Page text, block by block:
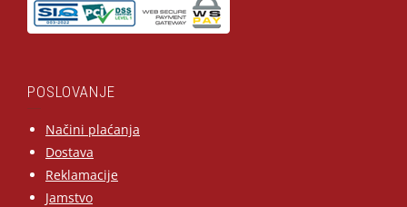
POSLOVANJE
Načini plaćanja
Dostava
Reklamacije
Jamstvo